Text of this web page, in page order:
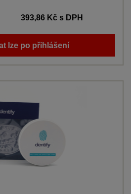
393,86 Kčs DPH
lze po přihlášení